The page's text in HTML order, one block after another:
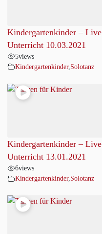
Kindergartenkinder – Live
Unterricht 10.03.2021
5views
Kindergartenkinder, Solotanz
Kindergartenkinder – Live
Unterricht 13.01.2021
6views
Kindergartenkinder,Solotanz